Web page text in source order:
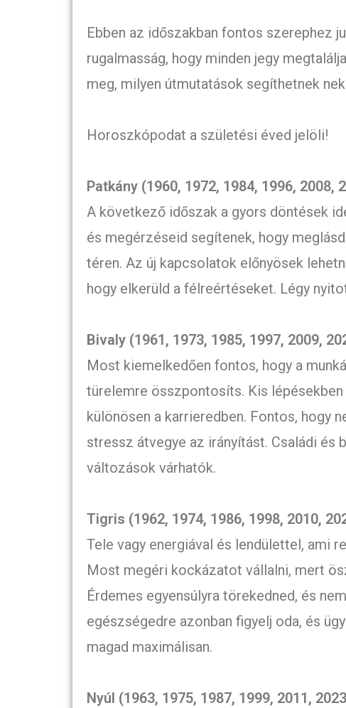
Ebben az időszakban fontos szerephez
rugalmasság, hogy minden jegy
meg, milyen útmutatások segíthetnek
Horoszkópodat a születési éved jelöli!
Patkány (1960, 1972, 1984, 1996, 2008,
A következő időszak a gyors döntések
és megérzéseid segítenek, hogy
téren. Az új kapcsolatok előnyösek
hogy elkerüld a félreértéseket. Légy
Bivaly (1961, 1973, 1985, 1997, 2009,
Most kiemelkedően fontos, hogy a
türelemre összpontosíts. Kis
különösen a karrieredben. Fontos, hogy
stressz átvegye az irányítást. Családi és
változások várhatók.
Tigris (1962, 1974, 1986, 1998, 2010,
Tele vagy energiával és lendülettel, ami
Most megéri kockázatot vállalni, mert
Érdemes egyensúlyra törekedned, és
egészségedre azonban figyelj oda, és
magad maximálisan.
Nyúl (1963, 1975, 1987, 1999, 2011,